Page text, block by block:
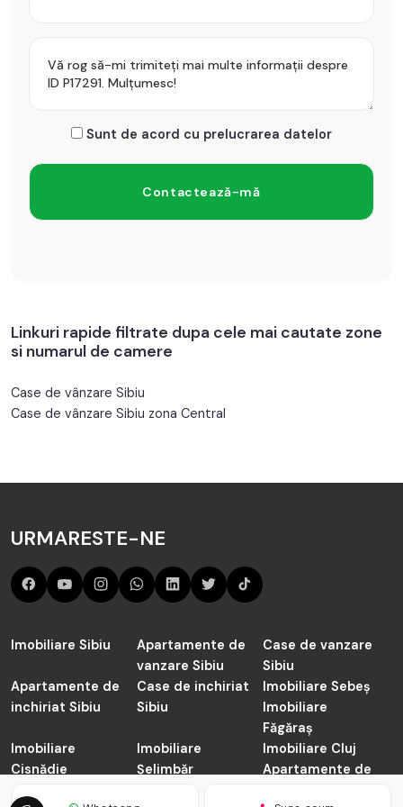
Sunt de acord cu prelucrarea datelor
Linkuri rapide filtrate dupa cele mai cautate zone
si numarul de camere
Case de vânzare Sibiu
Case de vânzare Sibiu zona Central
URMARESTE-NE
Imobiliare Sibiu
Apartamente de
vanzare Sibiu
Case de vanzare
Sibiu
Apartamente de
inchiriat Sibiu
Case de inchiriat
Sibiu
Imobiliare Sebeș
Imobiliare
Făgăraș
Imobiliare
Cisnădie
Imobiliare
Șelimbăr
Imobiliare Cluj
Apartamente de